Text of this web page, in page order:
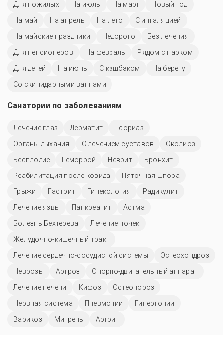
Для пожилых
На июль На март
Новый год
На май
На апрель На лето
С ингаляцией
На майские праздники
Недорого
Без лечения
Для пенсионеров
На февраль
Рядом с парком
Для детей
На июнь С кэшбэком
На берегу
Со скипидарными ваннами
Санатории по заболеваниям
Лечение глаз Дерматит
Псориаз
Органы дыхания
С лечением суставов
Сколиоз
Бесплодие
Геморрой Неврит
Бронхит
Реабилитация после ковида
Пяточная шпора
Грыжи
Гастрит Гинекология
Радикулит
Лечение язвы
Панкреатит
Астма
Болезнь Бехтерева
Лечение почек
Желудочно-кишечный тракт
Лечение сердечно-сосудистой системы
Остеохондроз
Неврозы
Артроз
Опорно-двигательный аппарат
Лечение печени
Кифоз
Остеопороз
Нервная система
Пневмонии
Гипертонии
Варикоз
Мигрень Артрит